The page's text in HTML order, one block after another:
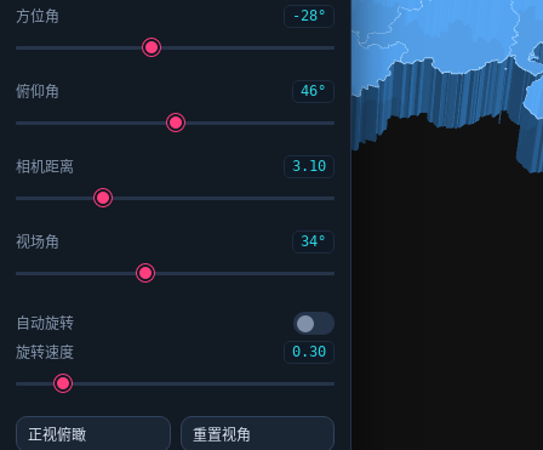
方位角 -28°
俯仰角 46°
相机距离 3.10
视场角 34°
自动旋转
旋转速度
0.30
正视俯瞰 重置视角